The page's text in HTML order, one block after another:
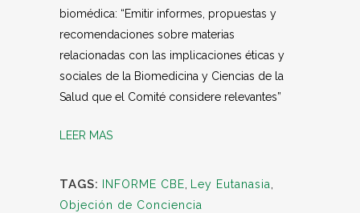
biomédica: “Emitir informes, propuestas y
recomendaciones sobre materias
relacionadas con las implicaciones éticas y
sociales de la Biomedicina y Ciencias de la
Salud que el Comité considere relevantes”
LEER MAS
TAGS: INFORME CBE Ley Eutanasia
Objeción de Conciencia